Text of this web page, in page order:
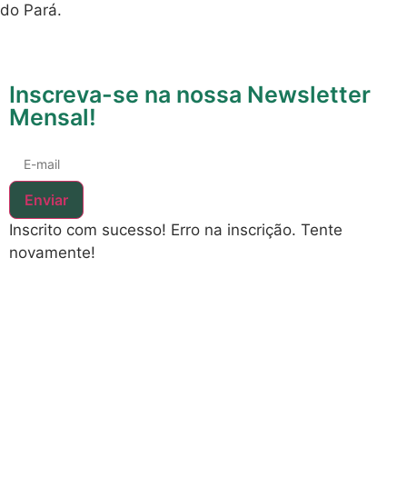
do Pará.
Inscreva-se na nossa Newsletter
Mensal!
Enviar
Inscrito com sucesso! Erro na inscrição. Tente
novamente!